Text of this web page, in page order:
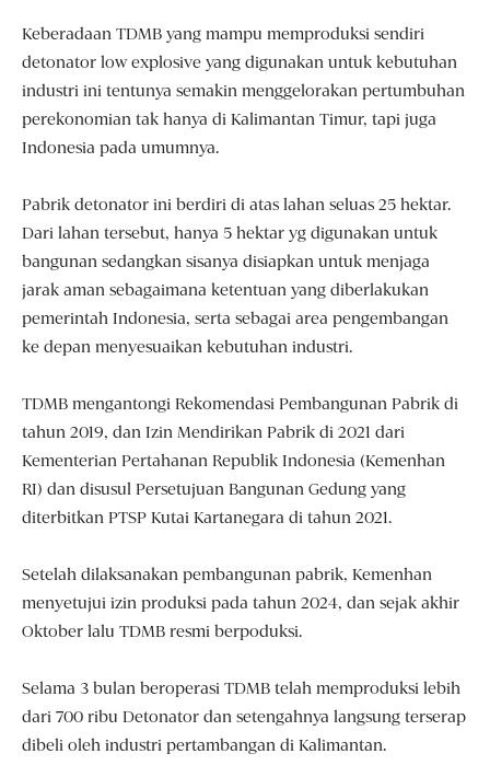
Keberadaan TDMB yang mampu memproduksi sendiri
detonator low explosive yang digunakan untuk kebutuhan
industri ini tentunya semakin menggelorakan pertumbuhan
perekonomian tak hanya di Kalimantan Timur, tapi juga
Indonesia pada umumnya.
Pabrik detonator ini berdiri di atas lahan seluas 25 hektar.
Dari lahan tersebut, hanya 5 hektar yg digunakan untuk
bangunan sedangkan sisanya disiapkan untuk menjaga
jarak aman sebagaimana ketentuan yang diberlakukan
pemerintah Indonesia, serta sebagai area pengembangan
ke depan menyesuaikan kebutuhan industri.
TDMB mengantongi Rekomendasi Pembangunan Pabrik di
tahun 2019, dan Izin Mendirikan Pabrik di 2021 dari
Kementerian Pertahanan Republik Indonesia (Kemenhan
RI) dan disusul Persetujuan Bangunan Gedung yang
diterbitkan PTSP Kutai Kartanegara di tahun 2021.
Setelah dilaksanakan pembangunan pabrik, Kemenhan
menyetujui izin produksi pada tahun 2024, dan sejak akhir
Oktober lalu TDMB resmi berpoduksi.
Selama 3 bulan beroperasi TDMB telah memproduksi lebih
dari 700 ribu Detonator dan setengahnya langsung terserap
dibeli oleh industri pertambangan di Kalimantan.